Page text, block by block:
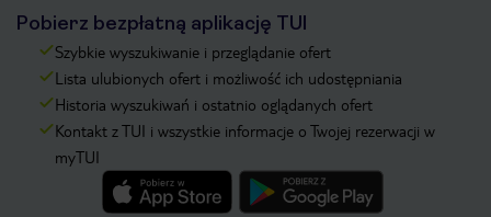
Pobierz bezpłatną aplikację TUI
Szybkie wyszukiwanie i przeglądanie ofert
Lista ulubionych ofert i możliwość ich udostępniania
Historia wyszukiwań i ostatnio oglądanych ofert
Kontakt z TUI i wszystkie informacje o Twojej rezerwacji w
myTUI